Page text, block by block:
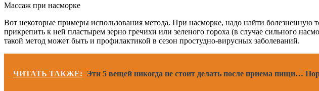
Массаж при насморке
Вот некоторые примеры использования метода. При насморке, надо найти болезненную
прикрепить к ней пластырем зерно гречихи или зеленого гороха (в случае сильного
такой метод может быть и профилактикой в сезон простудно-вирусных заболеваний.
ЧИТАТЬ ТАКЖЕ: Эти 5 вещей никогда не стоит делать после приема пищи…